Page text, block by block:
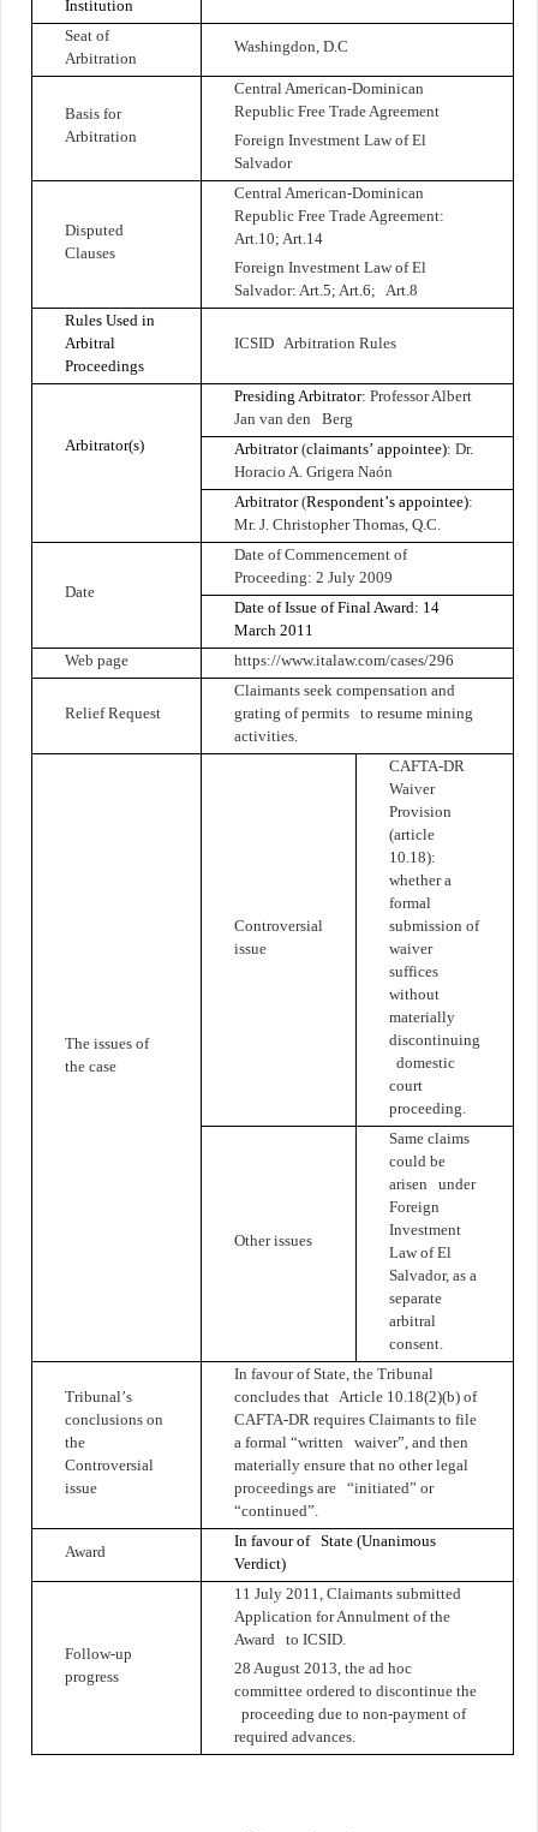
Institution
Seat of
Arbitration
Washingdon, D.C
Basis for
Arbitration
Central American-Dominican
Republic Free Trade Agreement
Foreign Investment Law of El
Salvador
Disputed
Clauses
Central American-Dominican
Republic Free Trade Agreement:
Art.10; Art.14
Foreign Investment Law of El
Salvador: Art.5; Art.6; Art.8
Rules Used in
Arbitral
Proceedings
ICSID Arbitration Rules
Arbitrator(s)
Presiding Arbitrator: Professor Albert
Jan van den Berg
Arbitrator(claimants’ appointee): Dr.
Horacio A. Grigera Naón
Arbitrator(Respondent’s appointee):
Mr. J. Christopher Thomas, Q.C.
Date
Date of Commencement of
Proceeding: 2 July 2009
Date of Issue of Final Award: 14
March 2011
Web page
https://www.italaw.com/cases/296
Relief Request
Claimants seek compensation and
grating of permits to resume mining
activities.
The issues of
the case
Controversial
issue
CAFTA-DR
Waiver
Provision
(article
10.18):
whether a
formal
submission of
waiver
suffices
without
materially
discontinuing
domestic
court
proceeding.
Other issues
Same claims
could be
arisen under
Foreign
Investment
Law of El
Salvador, as a
separate
arbitral
consent.
Tribunal’s
conclusions on
the
Controversial
issue
In favour of State, the Tribunal
concludes that Article 10.18(2)(b) of
CAFTA-DR requires Claimants to file
a formal “written waiver”, and then
materially ensure that no other legal
proceedings are “initiated” or
“continued”.
Award
In favour of State (Unanimous
Verdict)
Follow-up
progress
11 July 2011, Claimants submitted
Application for Annulment of the
Award to ICSID.
28 August 2013, the ad hoc
committee ordered to discontinue the
proceeding due to non-payment of
required advances.